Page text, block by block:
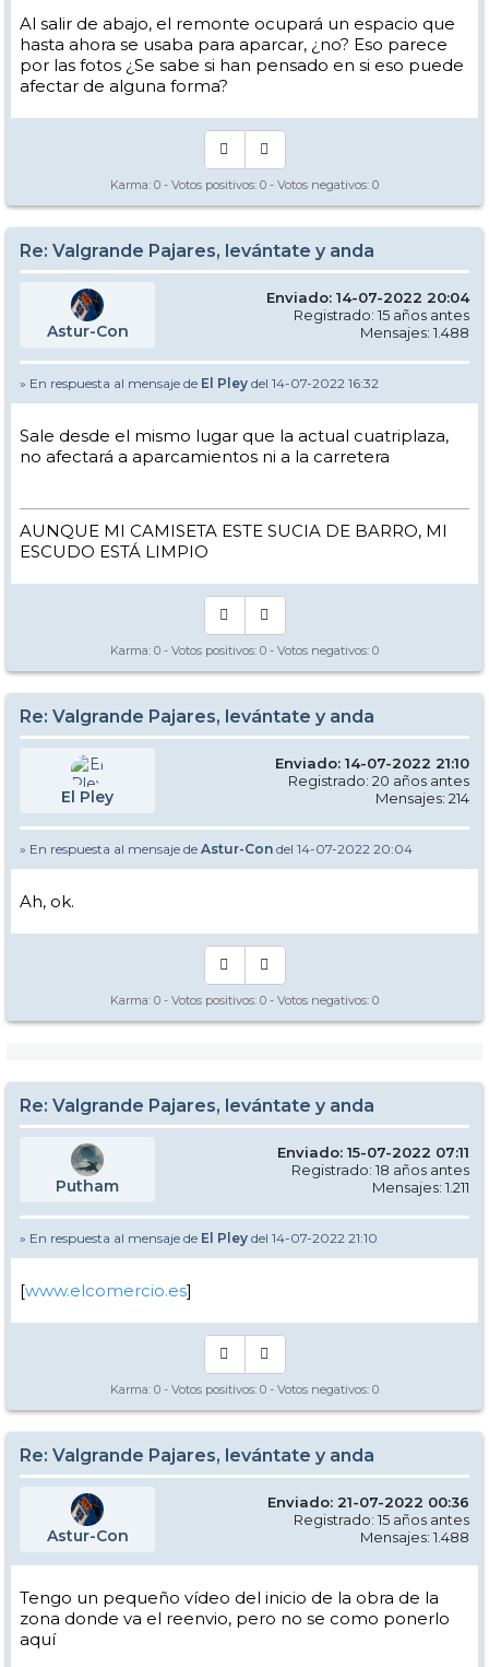
Al salir de abajo, el remonte ocupará un espacio que
hasta ahora se usaba para aparcar, ¿no? Eso parece
por las fotos ¿Se sabe si han pensado en si eso puede
afectar de alguna forma?
Karma: 0 - Votos positivos: 0 - Votos negativos: 0
Re: Valgrande Pajares, levántate y anda
Astur-Con
Enviado: 14-07-2022 20:04
Registrado: 15 años antes
Mensajes: 1.488
» En respuesta al mensaje de El Pley del 14-07-2022 16:32
Sale desde el mismo lugar que la actual cuatriplaza,
no afectará a aparcamientos ni a la carretera
AUNQUE MI CAMISETA ESTE SUCIA DE BARRO, MI
ESCUDO ESTÁ LIMPIO
Karma: 0 - Votos positivos: 0 - Votos negativos: 0
Re: Valgrande Pajares, levántate y anda
El Pley
Enviado: 14-07-2022 21:10
Registrado: 20 años antes
Mensajes: 214
» En respuesta al mensaje de Astur-Con del 14-07-2022 20:04
Ah, ok.
Karma: 0 - Votos positivos: 0 - Votos negativos: 0
Re: Valgrande Pajares, levántate y anda
Putham
Enviado: 15-07-2022 07:11
Registrado: 18 años antes
Mensajes: 1.211
» En respuesta al mensaje de El Pley del 14-07-2022 21:10
[www.elcomercio.es]
Karma: 0 - Votos positivos: 0 - Votos negativos: 0
Re: Valgrande Pajares, levántate y anda
Astur-Con
Enviado: 21-07-2022 00:36
Registrado: 15 años antes
Mensajes: 1.488
Tengo un pequeño vídeo del inicio de la obra de la
zona donde va el reenvio, pero no se como ponerlo
aquí